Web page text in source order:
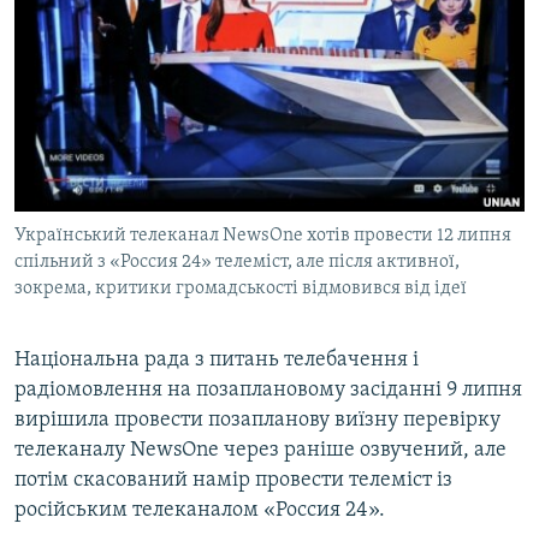
ДЕПОРТАЦІЯ
ВІДЕОУРОКИ «ELIFBE»
СВІДЧЕННЯ ОКУПАЦІЇ
УКРАЇНСЬКА ПРОБЛЕМА КРИМУ
ІНФОГРАФІКА
ЯК ОБІЙТИ БЛОКУВАННЯ
Русский
Qırımtatar
ДОЛУЧАЙСЯ!
Український телеканал NewsOne хотів провести 12 липня
спільний з «Россия 24» телеміст, але після активної,
зокрема, критики громадськості відмовився від ідеї
Національна рада з питань телебачення і
радіомовлення на позаплановому засіданні 9 липня
вирішила провести позапланову виїзну перевірку
телеканалу NewsOne через раніше озвучений, але
потім скасований намір провести телеміст із
російським телеканалом «Россия 24».